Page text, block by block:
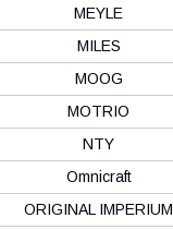
MEYLE
MILES
MOOG
MOTRIO
NTY
Omnicraft
ORIGINAL IMPERIUM